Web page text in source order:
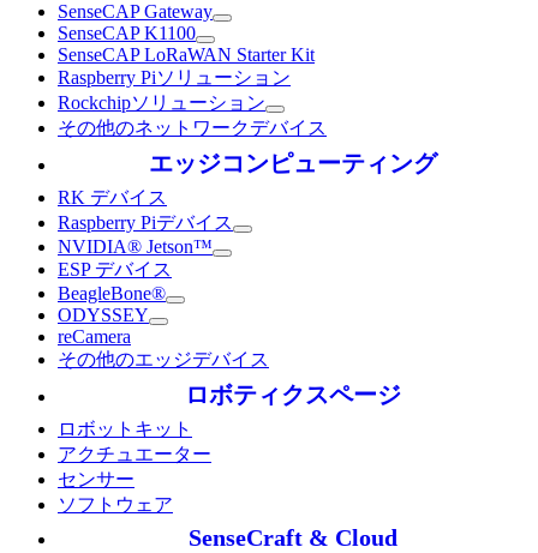
SenseCAP Gateway
SenseCAP K1100
SenseCAP LoRaWAN Starter Kit
Raspberry Piソリューション
Rockchipソリューション
その他のネットワークデバイス
エッジコンピューティング
RK デバイス
Raspberry Piデバイス
NVIDIA® Jetson™
ESP デバイス
BeagleBone®
ODYSSEY
reCamera
その他のエッジデバイス
ロボティクスページ
ロボットキット
アクチュエーター
センサー
ソフトウェア
SenseCraft & Cloud